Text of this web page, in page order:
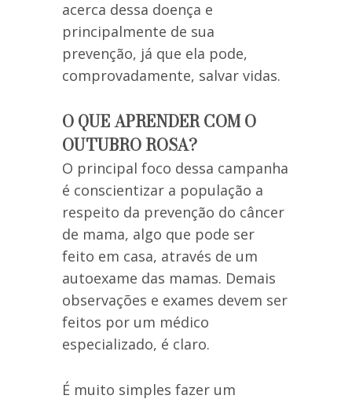
acerca dessa doença e
principalmente de sua
prevenção, já que ela pode,
comprovadamente, salvar vidas.
O QUE APRENDER COM O
OUTUBRO ROSA?
O principal foco dessa campanha
é conscientizar a população a
respeito da prevenção do câncer
de mama, algo que pode ser
feito em casa, através de um
autoexame das mamas. Demais
observações e exames devem ser
feitos por um médico
especializado, é claro.
É muito simples fazer um